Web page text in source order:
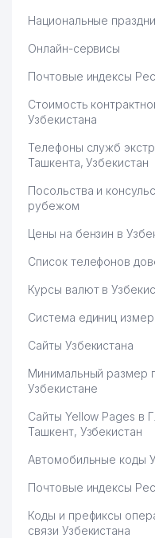
Национальные
Онлайн-сервисы
Почтовые индексы
Стоимость
Узбекистана
Телефоны служб
Ташкента, Узбекистан
Посольства и
рубежом
Цены на бензин в
Список телефонов
Курсы валют в
Система единиц
Сайты Узбекистана
Минимальный размер
Узбекистане
Сайты Yellow Pages в
Ташкент, Узбекистан
Автомобильные коды
Почтовые индексы
Коды и префиксы
связи Узбекистана